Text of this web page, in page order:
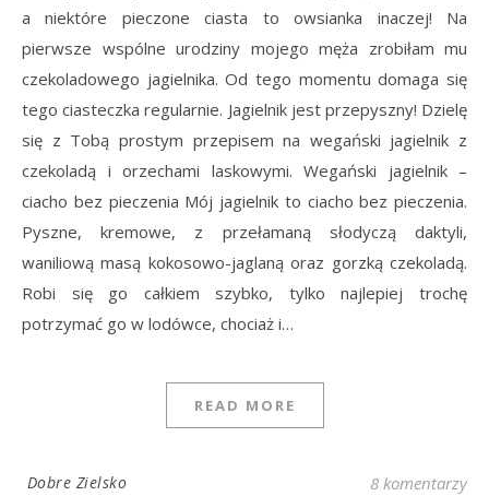
a niektóre pieczone ciasta to owsianka inaczej! Na
pierwsze wspólne urodziny mojego męża zrobiłam mu
czekoladowego jagielnika. Od tego momentu domaga się
tego ciasteczka regularnie. Jagielnik jest przepyszny! Dzielę
się z Tobą prostym przepisem na wegański jagielnik z
czekoladą i orzechami laskowymi. Wegański jagielnik –
ciacho bez pieczenia Mój jagielnik to ciacho bez pieczenia.
Pyszne, kremowe, z przełamaną słodyczą daktyli,
waniliową masą kokosowo-jaglaną oraz gorzką czekoladą.
Robi się go całkiem szybko, tylko najlepiej trochę
potrzymać go w lodówce, chociaż i…
READ MORE
Dobre Zielsko 8 komentarzy